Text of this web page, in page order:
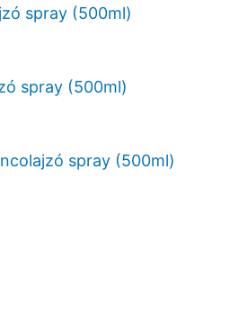
spray (500ml)
spray (500ml)
spray (500ml)